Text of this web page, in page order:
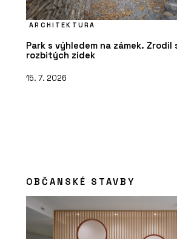
ARCHITEKTURA
Park s výhledem na zámek. Zrodil
rozbitých zídek
15. 7. 2026
OBČANSKÉ STAVBY